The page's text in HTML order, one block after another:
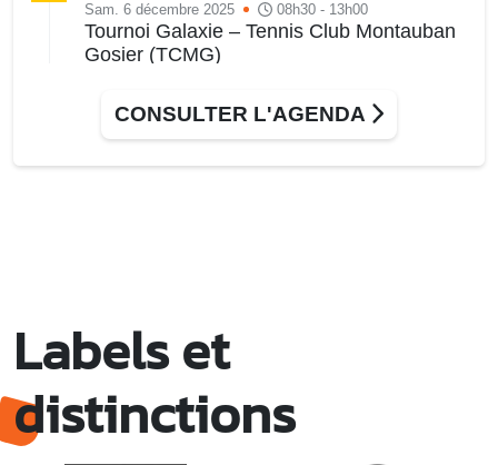
Sam. 6 décembre 2025 08h30 - 13h00
Tournoi Galaxie – Tennis Club Montauban
Gosier (TCMG)
CONSULTER L'AGENDA
Labels et
distinctions